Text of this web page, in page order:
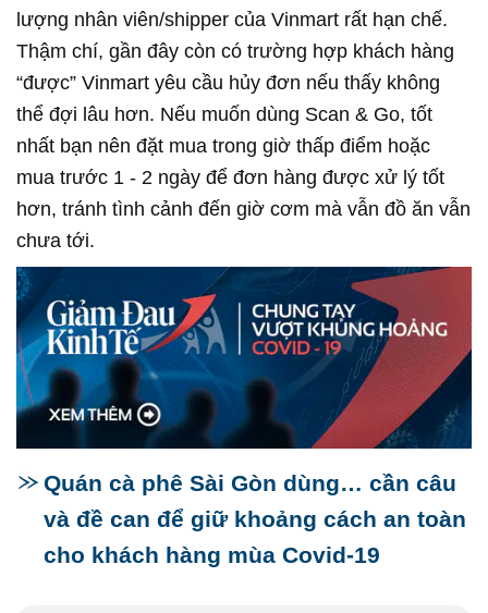
lượng nhân viên/shipper của Vinmart rất hạn chế.
Thậm chí, gần đây còn có trường hợp khách hàng
“được” Vinmart yêu cầu hủy đơn nếu thấy không
thể đợi lâu hơn. Nếu muốn dùng Scan & Go, tốt
nhất bạn nên đặt mua trong giờ thấp điểm hoặc
mua trước 1 - 2 ngày để đơn hàng được xử lý tốt
hơn, tránh tình cảnh đến giờ cơm mà vẫn đồ ăn vẫn
chưa tới.
Quán cà phê Sài Gòn dùng… cần câu
và đề can để giữ khoảng cách an toàn
cho khách hàng mùa Covid-19